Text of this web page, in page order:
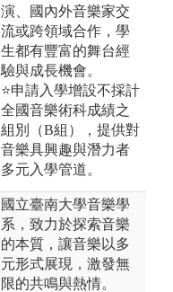
演、國內外音樂家交
流或跨領域合作，學
生都有豐富的舞台經
驗與成長機會。
⭐申請入學增設不採計
全國音樂術科成績之
組別（B組），提供對
音樂具興趣與潛力者
多元入學管道。
國立臺南大學音樂學
系，致力於探索音樂
的本質，讓音樂以多
元形式展現，激發無
限的共鳴與熱情。